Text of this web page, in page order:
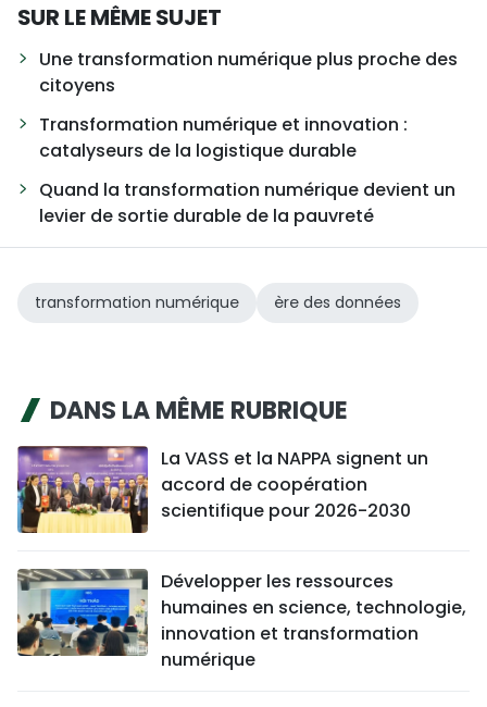
SUR LE MÊME SUJET
Une transformation numérique plus proche des
citoyens
Transformation numérique et innovation :
catalyseurs de la logistique durable
Quand la transformation numérique devient un
levier de sortie durable de la pauvreté
transformation numérique ère des données
DANS LA MÊME RUBRIQUE
La VASS et la NAPPA signent un
accord de coopération
scientifique pour 2026-2030
Développer les ressources
humaines en science, technologie,
innovation et transformation
numérique